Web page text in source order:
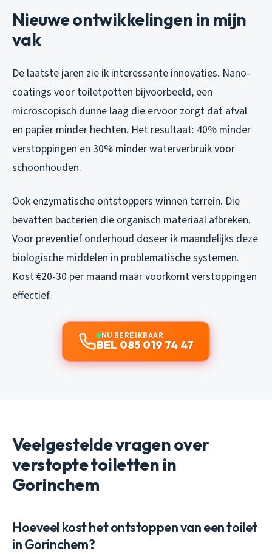
Nieuwe ontwikkelingen in mijn
vak
De laatste jaren zie ik interessante innovaties. Nano-
coatings voor toiletpotten bijvoorbeeld, een
microscopisch dunne laag die ervoor zorgt dat afval
en papier minder hechten. Het resultaat: 40% minder
verstoppingen en 30% minder waterverbruik voor
schoonhouden.
Ook enzymatische ontstoppers winnen terrein. Die
bevatten bacteriën die organisch materiaal afbreken.
Voor preventief onderhoud doseer ik maandelijks deze
biologische middelen in problematische systemen.
Kost €20-30 per maand maar voorkomt verstoppingen
effectief.
NU BEREIKBAAR
BEL 085 019 74 47
Veelgestelde vragen over
verstopte toiletten in
Gorinchem
Hoeveel kost het ontstoppen van een toilet
in Gorinchem?